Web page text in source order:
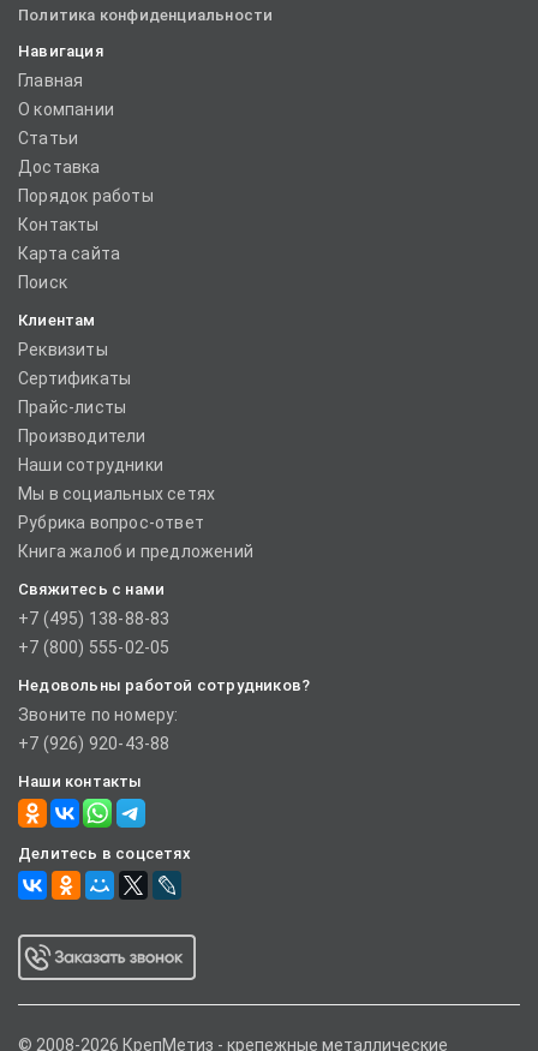
Политика конфиденциальности
Навигация
Главная
О компании
Статьи
Доставка
Порядок работы
Контакты
Карта сайта
Поиск
Клиентам
Реквизиты
Сертификаты
Прайс-листы
Производители
Наши сотрудники
Мы в социальных сетях
Рубрика вопрос-ответ
Книга жалоб и предложений
Свяжитесь с нами
+7 (495) 138-88-83
+7 (800) 555-02-05
Недовольны работой сотрудников?
Звоните по номеру:
+7 (926) 920-43-88
Наши контакты
Делитесь в соцсетях
© 2008-2026 КрепМетиз - крепежные металлические